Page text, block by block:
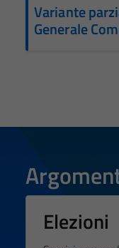
Variante
Generale
Elezioni